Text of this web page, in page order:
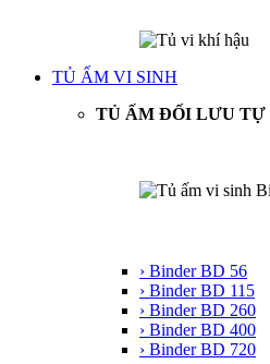
TỦ ẤM VI SINH
TỦ ẤM ĐỐI LƯU TỰ
› Binder BD 56
› Binder BD 115
› Binder BD 260
› Binder BD 400
› Binder BD 720